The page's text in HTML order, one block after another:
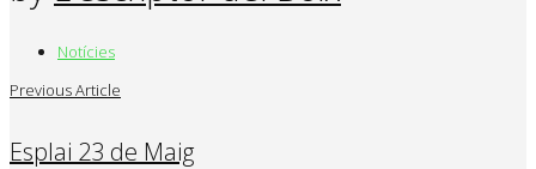
Notícies
Previous Article
Esplai 23 de Maig